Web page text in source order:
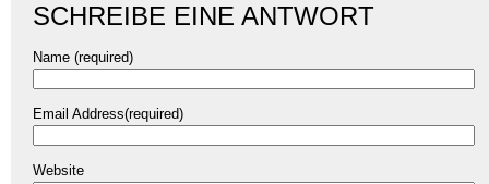
SCHREIBE EINE ANTWORT
Name (required)
Email Address(required)
Website